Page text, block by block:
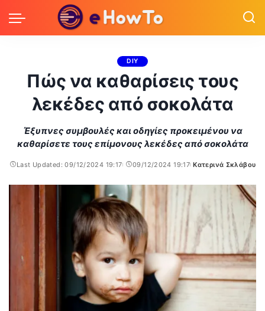
DIY
Πώς να καθαρίσεις τους
λεκέδες από σοκολάτα
Έξυπνες συμβουλές και οδηγίες προκειμένου να
καθαρίσετε τους επίμονους λεκέδες από σοκολάτα
Last Updated: 09/12/2024 19:17 09/12/2024 19:17
Posted
Κατερινά Σκλάβου